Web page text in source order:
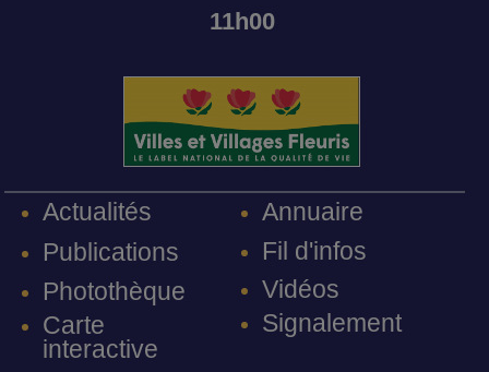
11h00
Actualités
Publications
Photothèque
Carte
interactive
Annuaire
Fil d'infos
Vidéos
Signalement